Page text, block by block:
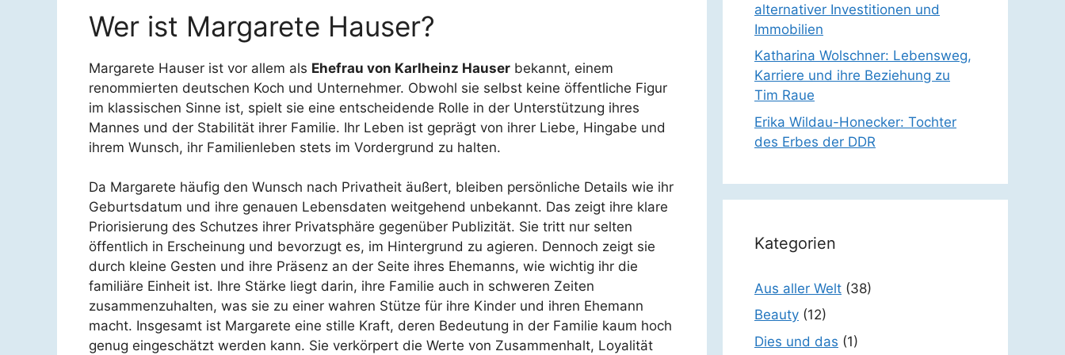
Wer ist Margarete Hauser?
Margarete Hauser ist vor allem als Ehefrau von Karlheinz Hauser bekannt, einem
renommierten deutschen Koch und Unternehmer. Obwohl sie selbst keine öffentliche Figur
im klassischen Sinne ist, spielt sie eine entscheidende Rolle in der Unterstützung ihres
Mannes und der Stabilität ihrer Familie. Ihr Leben ist geprägt von ihrer Liebe, Hingabe und
ihrem Wunsch, ihr Familienleben stets im Vordergrund zu halten.
Da Margarete häufig den Wunsch nach Privatheit äußert, bleiben persönliche Details wie ihr
Geburtsdatum und ihre genauen Lebensdaten weitgehend unbekannt. Das zeigt ihre klare
Priorisierung des Schutzes ihrer Privatsphäre gegenüber Publizität. Sie tritt nur selten
öffentlich in Erscheinung und bevorzugt es, im Hintergrund zu agieren. Dennoch zeigt sie
durch kleine Gesten und ihre Präsenz an der Seite ihres Ehemanns, wie wichtig ihr die
familiäre Einheit ist. Ihre Stärke liegt darin, ihre Familie auch in schweren Zeiten
zusammenzuhalten, was sie zu einer wahren Stütze für ihre Kinder und ihren Ehemann
macht. Insgesamt ist Margarete eine stille Kraft, deren Bedeutung in der Familie kaum hoch
genug eingeschätzt werden kann. Sie verkörpert die Werte von Zusammenhalt, Loyalität
alternativer Investitionen und
Immobilien
Katharina Wolschner: Lebensweg,
Karriere und ihre Beziehung zu
Tim Raue
Erika Wildau-Honecker: Tochter
des Erbes der DDR
Kategorien
Aus aller Welt (38)
Beauty (12)
Dies und das (1)